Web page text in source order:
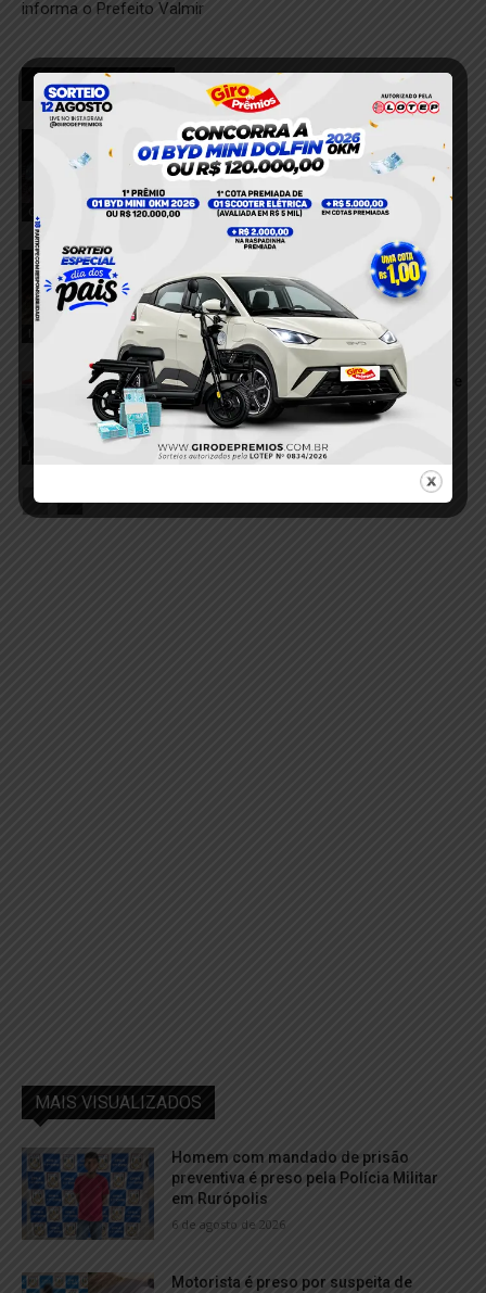
informa o Prefeito Valmir
RELACIONADOS
Garimpo Ilegal
Polícia Federal desmantela três frentes
de garimpo ilegal em Santa Maria das
Barreiras
6 de agosto de 2026
VÍDEO; Série de incêndios assusta
moradores e mobiliza equipes de
emergência em Tucuruí
5 de agosto de 2026
VÍDEO; Foragido do sistema prisional de
Mato Grosso é recapturado pela PM em
Tucuruí
5 de agosto de 2026
MAIS VISUALIZADOS
Homem com mandado de prisão
preventiva é preso pela Polícia Militar
em Rurópolis
6 de agosto de 2026
Motorista é preso por suspeita de